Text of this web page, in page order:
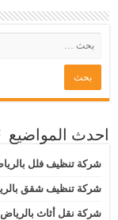
احدث المواضيع
شركة تنظيف فلل
شركة تنظيف شقق
شركة نقل أثاث بالرياض